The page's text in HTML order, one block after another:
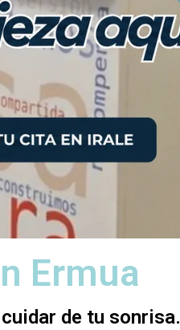
Ermua
de tu sonrisa.